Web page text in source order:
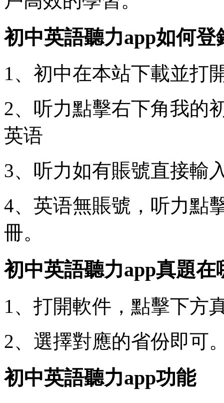
初中英語聽力app如何登
1、初中在本站下載並打
2、听力點擊右下角我的
英语
3、听力如有賬號直接輸
4、英语無賬號，听力點
冊。
初中英語聽力app真題在
1、打開軟件，點擊下方
2、選擇對應的省份即可
初中英語聽力app功能